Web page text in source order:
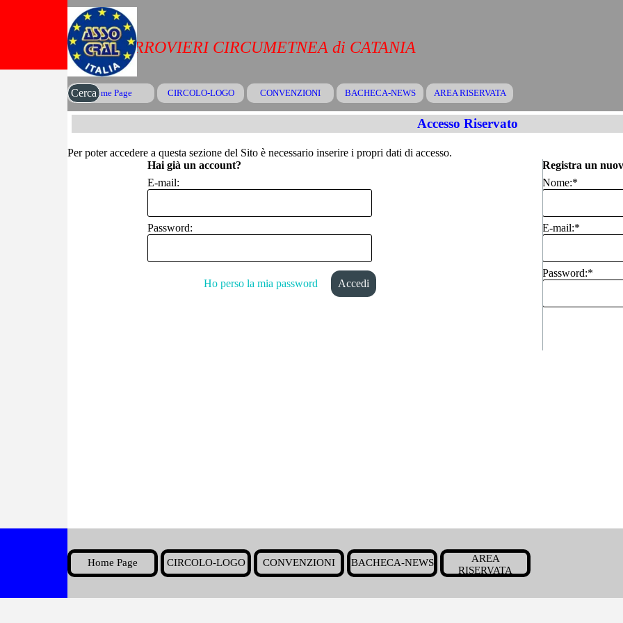
Vai ai contenuti
Salta menù
Home Page CIRCOLO-LOGO ▼
CONVENZIONI ▼
BACHECA-NEWS ▼
AREA RISERVATA
CRAL FERROVIERI CIRCUMETNEA di CATANIA
Cerca
Accesso Riservato
Per poter accedere a questa sezione del Sito è necessario inserire i propri dati di accesso.
Hai già un account?
E-mail:
Password:
Ho perso la mia password
Registra un
Nome:*
E-mail:*
Password:*
Salta menù
Home Page CIRCOLO-LOGO ▼
CONVENZIONI ▼
BACHECA-NEWS ▼
AREA
RISERVATA